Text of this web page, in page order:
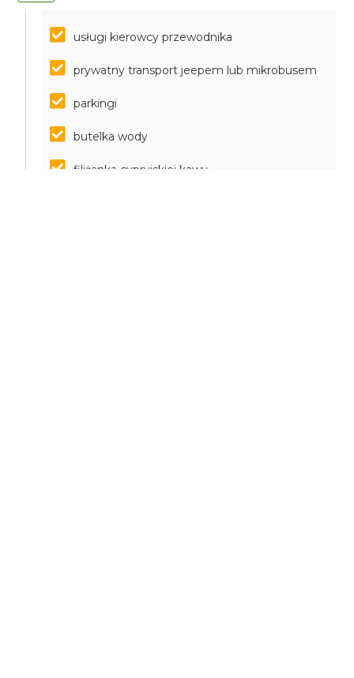
usługi kierowcy przewodnika
prywatny transport jeepem lub mikrobusem
parkingi
butelka wody
filiżanka cypryjskiej kawy